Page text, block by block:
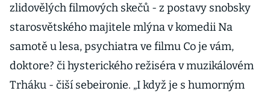
zlidovělých filmových skečů - z postavy snobsky
starosvětského majitele mlýna v komedii Na
samotě u lesa, psychiatra ve filmu Co je vám,
doktore? či hysterického režiséra v muzikálovém
Trháku - čiší sebeironie. „I když je s humorným